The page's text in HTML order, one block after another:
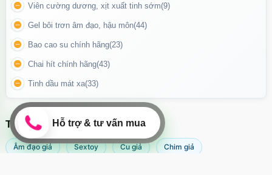
Bấm nút trên điều khiển để bật và chuyển đổi giữa 10 chế độ
rung.
Đưa trứng rung vào vùng cần kích thích.
Sau khi sử dụng, tắt máy, vệ sinh sạch sẽ và bảo quản nơi khô
ráo.
Viên cường dương, xịt xuất tinh sớm(9)
Gel bôi trơn âm đạo, hậu môn(44)
Bao cao su chính hãng(23)
Chai hít chính hãng(43)
Tinh dầu mát xa(33)
TÌM KIẾM NHIỀU NHẤT
Âm đạo giả Sextoy Cu giả Chim giả